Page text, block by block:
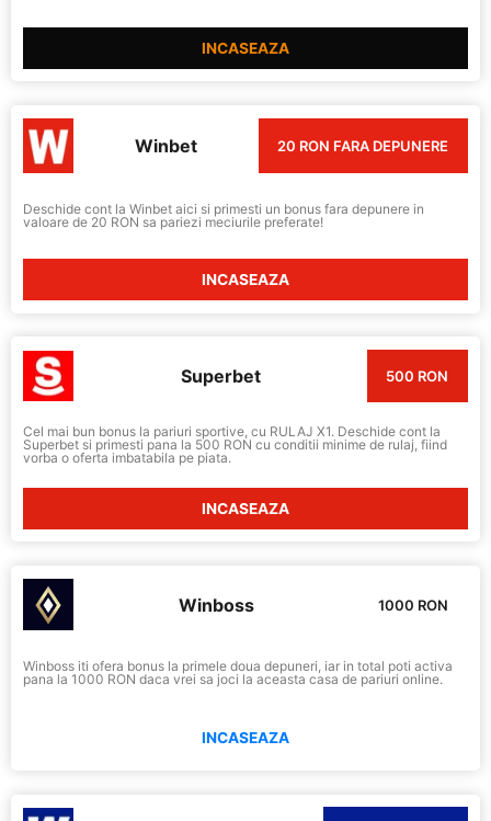
INCASEAZA
Winbet 20 RON FARA DEPUNERE
Deschide cont la Winbet aici si primesti un bonus fara depunere in
valoare de 20 RON sa pariezi meciurile preferate!
INCASEAZA
Superbet 500 RON
Cel mai bun bonus la pariuri sportive, cu RULAJ X1. Deschide cont la
Superbet si primesti pana la 500 RON cu conditii minime de rulaj, fiind
vorba o oferta imbatabila pe piata.
INCASEAZA
Winboss 1000 RON
Winboss iti ofera bonus la primele doua depuneri, iar in total poti activa
pana la 1000 RON daca vrei sa joci la aceasta casa de pariuri online.
INCASEAZA